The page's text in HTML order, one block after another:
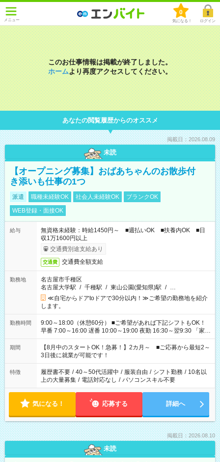
メニュー
0
気になる！ ログイン
このお仕事情報は掲載が終了しました。
ホームより再度アクセスしてください。
あなたの閲覧履歴からのオススメ
掲載日：2026.08.09
未読
【オープニング募集】おばあちゃんのお散歩付
き添いも仕事の1つ
派遣 職種未経験OK 社会人未経験OK
ブランクOK
WEB登録・面接OK
給与
無資格未経験：時給1450円～ ■週払いOK ■扶養内OK ■日
収1万1600円以上
交通費別途支給あり
交通費 交通費全額支給
勤務地
名古屋市千種区
名古屋大学駅 / 千種駅 / 東山公園(愛知県)駅 / …
≪自宅からドアtoドアで30分以内！≫ご希望の勤務地を紹介
します。
勤務時間
9:00～18:00（休憩60分） ■ご希望があれば下記シフトもOK！
早番 7:00～16:00 遅番 10:00～19:00 夜勤 16:30～翌9:30 「家族
と休みを合わせたい」 「余裕を持って夕飯の準備がしたい」
「できれば残業はしたくない」 など、ご希望を教えてください
ね。 ※Wワーク希望の方へ 今ご覧のお仕事で希望する勤務時間
と、もう1つのお仕事の勤務時間。 合計で週40時間を超える場
合は応募できません。
期間
【8月中のスタートOK！急募！】2カ月～ ■ご応募から最短2～
3日後に就業が可能です！
特徴 履歴書不要 / 40～50代活躍中 / 服装自由 / シフト勤務 / 10名以
上の大量募集 / 電話対応なし / パソコンスキル不要
気になる！ 応募する 詳細へ
掲載日：2026.08.10
未読